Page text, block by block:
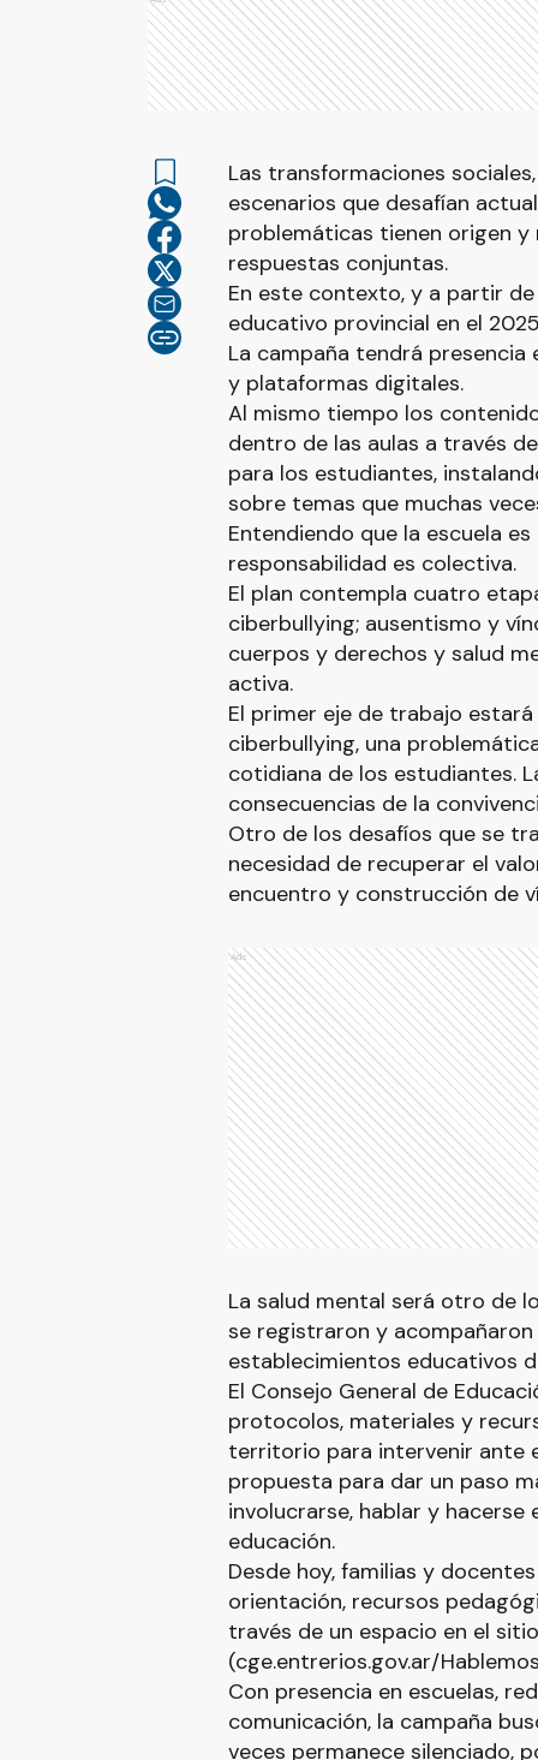
Las transformaciones
escenarios que desafían
problemáticas tienen origen y
respuestas conjuntas.
En este contexto, y a partir
educativo provincial en el
La campaña tendrá presencia
y plataformas digitales.
Al mismo tiempo los
dentro de las aulas a través
para los estudiantes,
sobre temas que muchas
Entendiendo que la escuela
responsabilidad es colectiva.
El plan contempla cuatro
ciberbullying; ausentismo y
cuerpos y derechos y salud
activa.
El primer eje de trabajo
ciberbullying, una
cotidiana de los estudiantes.
consecuencias de la
Otro de los desafíos que se
necesidad de recuperar el
encuentro y construcción de
Ads
La salud mental será otro de
se registraron y
establecimientos educativos
El Consejo General de
protocolos, materiales y
territorio para intervenir ante
propuesta para dar un paso
involucrarse, hablar y
educación.
Desde hoy, familias y
orientación, recursos
través de un espacio en el
(cge.entrerios.gov.ar/
Con presencia en escuelas,
comunicación, la campaña
veces permanece silenciado,